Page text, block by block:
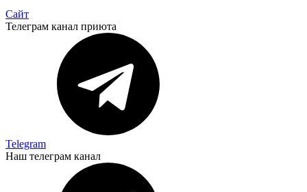
Сайт
Телеграм канал приюта
Telegram
Наш телеграм канал